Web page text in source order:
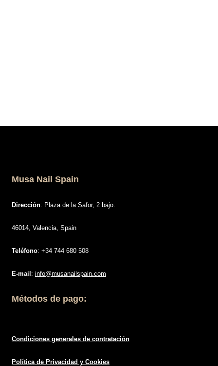
Musa Nail Spain
Dirección: Plaza de la Safor, 2 bajo.
46014, Valencia, Spain
Teléfono: +34 744 680 508
E-mail : info@musanailspain.com
Métodos de pago:
Condiciones generales de contratación
Política de Privacidad y Cookies